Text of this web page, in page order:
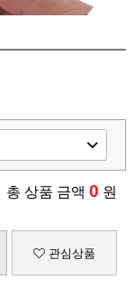
총 상품 금액 0 원
관심상품